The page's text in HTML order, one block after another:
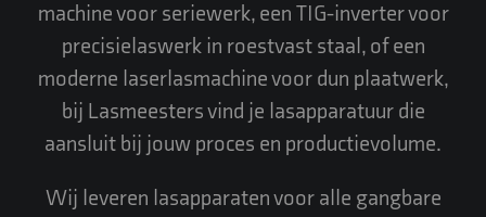
machine voor seriewerk, een TIG-inverter voor
precisielaswerk in roestvast staal, of een
moderne laserlasmachine voor dun plaatwerk,
bij Lasmeesters vind je lasapparatuur die
aansluit bij jouw proces en productievolume.
Wij leveren lasapparaten voor alle gangbare